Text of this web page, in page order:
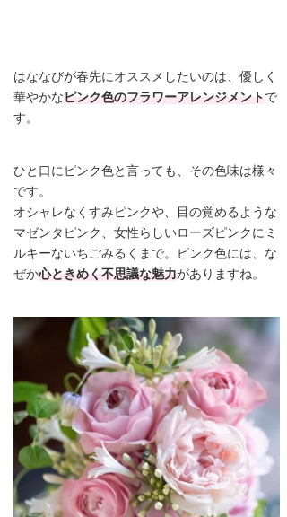
はななびが春先にオススメしたいのは、優しく
華やかなピンク色のフラワーアレンジメントで
す。
ひと口にピンク色と言っても、その色味は様々
です。
オシャレなくすみピンクや、目の覚めるような
マゼンタピンク、女性らしいローズピンクにミ
ルキーないちごみるくまで。ピンク色には、な
ぜか心ときめく不思議な魅力がありますね。